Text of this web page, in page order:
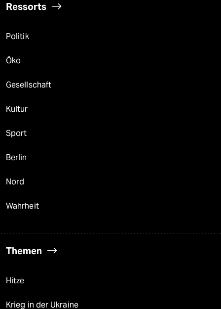
Ressorts
Politik
Öko
Gesellschaft
Kultur
Sport
Berlin
Nord
Wahrheit
Themen
Hitze
Krieg in der Ukraine